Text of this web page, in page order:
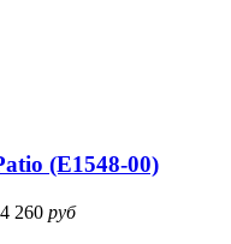
(E1548-00)
260 руб